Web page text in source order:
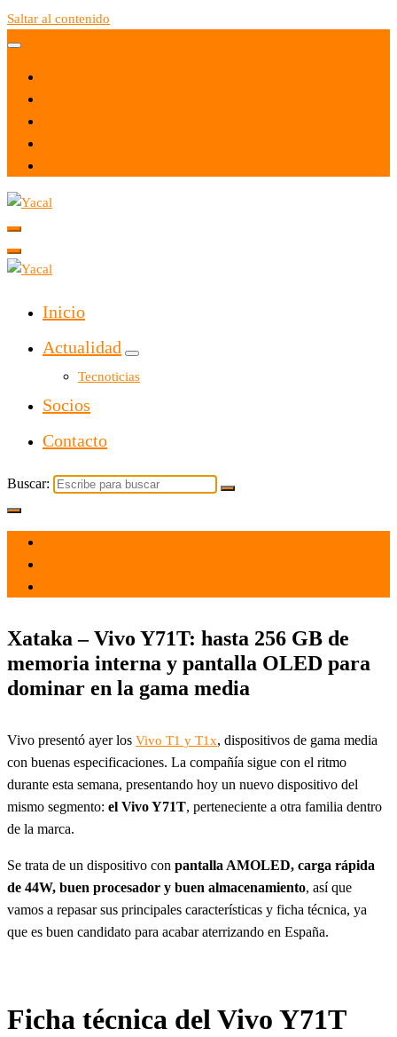
Saltar al contenido
Yacal micro hosting
Inicio
Actualidad
Tecnoticias
Socios
Contacto
Buscar:
Xataka – Vivo Y71T: hasta 256 GB de
memoria interna y pantalla OLED para
dominar en la gama media
Vivo presentó ayer los Vivo T1 y T1x, dispositivos de gama media
con buenas especificaciones. La compañía sigue con el ritmo
durante esta semana, presentando hoy un nuevo dispositivo del
mismo segmento: el Vivo Y71T, perteneciente a otra familia dentro
de la marca.
Se trata de un dispositivo con pantalla AMOLED, carga rápida
de 44W, buen procesador y buen almacenamiento, así que
vamos a repasar sus principales características y ficha técnica, ya
que es buen candidato para acabar aterrizando en España.
Ficha técnica del Vivo Y71T